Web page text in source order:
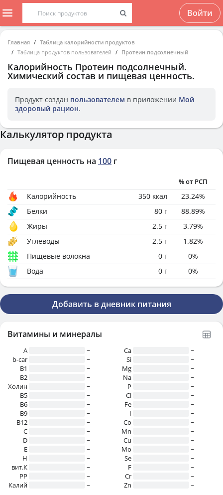
Войти
Главная
Таблица калорийности продуктов
Таблица продуктов пользователей
Протеин подсолнечный
Калорийность Протеин подсолнечный.
Химический состав и пищевая ценность.
Продукт создан пользователем в приложении Мой
здоровый рацион.
Калькулятор продукта
Пищевая ценность на 100 г
% от РСП
Калорийность 350 ккал 23.24%
Белки
80 г 88.89%
Жиры
2.5 г 3.79%
Углеводы
2.5 г 1.82%
Пищевые волокна
0 г 0%
Вода
0 г 0%
Добавить в дневник питания
Витамины и минералы
A
~
b-car
~
В1
~
B2
~
Холин
~
B5
~
B6
~
B9
~
B12
~
C
~
D
~
E
~
H
~
вит.К
~
PP
~
Калий
~
Ca
~
Si
~
Mg
~
Na
~
P
~
Cl
~
Fe
~
I
~
Co
~
Mn
~
Cu
~
Mo
~
Se
~
F
~
Cr
~
Zn
~